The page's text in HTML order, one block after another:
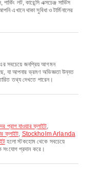
লট, কারেন্সি এক্সচেঞ্জ সার্ভিস
থাকা সুবিধা ও টার্মিনালের
সবচেয়ে জনপ্রিয় আগমন
যা আপনার ভ্রমণ অভিজ্ঞতা উন্নত
তথ্য দেখতে পারেন।
প্রাগ যাওয়ার ফ্লাইট,
ফ্লাইট, Stockholm Arlanda
হলো স্টকহোম থেকে সবচেয়ে
সংযোগ প্রদান করে।